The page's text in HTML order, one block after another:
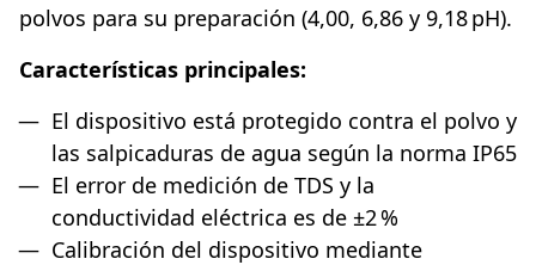
polvos para su preparación (4,00, 6,86 y 9,18 pH).
Características principales:
El dispositivo está protegido contra el polvo y
las salpicaduras de agua según la norma IP65
El error de medición de TDS y la
conductividad eléctrica es de ±2 %
Calibración del dispositivo mediante